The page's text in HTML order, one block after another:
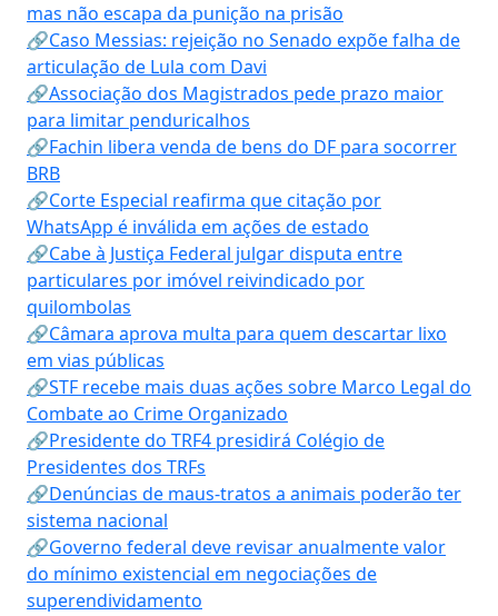
mas não escapa da punição na prisão
🔗Caso Messias: rejeição no Senado expõe falha de
articulação de Lula com Davi
🔗Associação dos Magistrados pede prazo maior
para limitar penduricalhos
🔗Fachin libera venda de bens do DF para socorrer
BRB
🔗Corte Especial reafirma que citação por
WhatsApp é inválida em ações de estado
🔗Cabe à Justiça Federal julgar disputa entre
particulares por imóvel reivindicado por
quilombolas
🔗Câmara aprova multa para quem descartar lixo
em vias públicas
🔗STF recebe mais duas ações sobre Marco Legal do
Combate ao Crime Organizado
🔗Presidente do TRF4 presidirá Colégio de
Presidentes dos TRFs
🔗Denúncias de maus-tratos a animais poderão ter
sistema nacional
🔗Governo federal deve revisar anualmente valor
do mínimo existencial em negociações de
superendividamento